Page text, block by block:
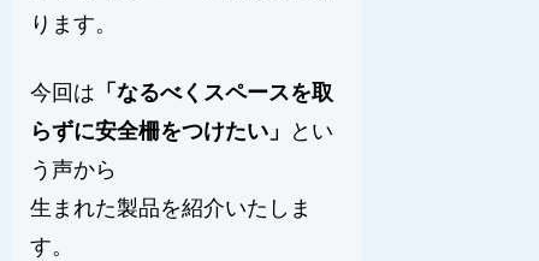
ります。
今回は 「なるべくスペースを取
らずに安全柵をつけたい」
とい
う声から
生まれた製品を紹介いたしま
す。